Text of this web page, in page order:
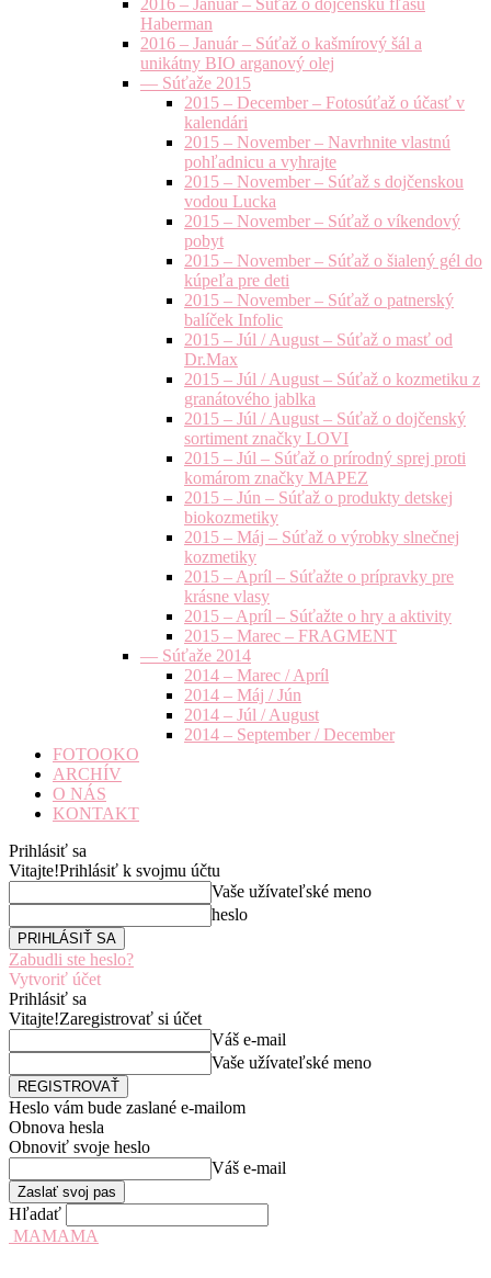
2016 – Január – Súťaž o dojčenskú fľašu
Haberman
2016 – Január – Súťaž o kašmírový šál a
unikátny BIO arganový olej
— Súťaže 2015
2015 – December – Fotosúťaž o účasť v
kalendári
2015 – November – Navrhnite vlastnú
pohľadnicu a vyhrajte
2015 – November – Súťaž s dojčenskou
vodou Lucka
2015 – November – Súťaž o víkendový
pobyt
2015 – November – Súťaž o šialený gél do
kúpeľa pre deti
2015 – November – Súťaž o patnerský
balíček Infolic
2015 – Júl / August – Súťaž o masť od
Dr.Max
2015 – Júl / August – Súťaž o kozmetiku z
granátového jablka
2015 – Júl / August – Súťaž o dojčenský
sortiment značky LOVI
2015 – Júl – Súťaž o prírodný sprej proti
komárom značky MAPEZ
2015 – Jún – Súťaž o produkty detskej
biokozmetiky
2015 – Máj – Súťaž o výrobky slnečnej
kozmetiky
2015 – Apríl – Súťažte o prípravky pre
krásne vlasy
2015 – Apríl – Súťažte o hry a aktivity
2015 – Marec – FRAGMENT
— Súťaže 2014
2014 – Marec / Apríl
2014 – Máj / Jún
2014 – Júl / August
2014 – September / December
FOTOOKO
ARCHÍV
O NÁS
KONTAKT
Prihlásiť sa
Vitajte!Prihlásiť k svojmu účtu
Vaše užívateľské meno
heslo
Zabudli ste heslo?
Vytvoriť účet
Prihlásiť sa
Vitajte!Zaregistrovať si účet
Váš e-mail
Vaše užívateľské meno
Heslo vám bude zaslané e-mailom
Obnova hesla
Obnoviť svoje heslo
Váš e-mail
Hľadať
MAMAMA